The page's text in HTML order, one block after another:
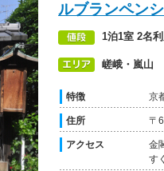
ルブランペン
1泊1室 2名
嵯峨・嵐山
特徴 京
住所 〒
アクセス
金
す